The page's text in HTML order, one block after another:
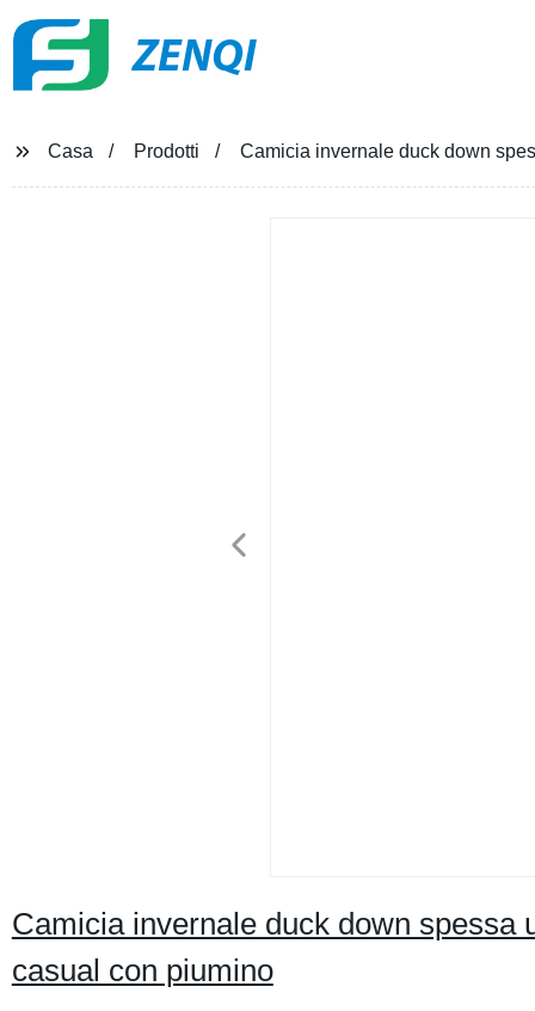
ZENQI
Casa Prodotti Camicia invernale duck down
Camicia invernale duck down spessa
casual con piumino